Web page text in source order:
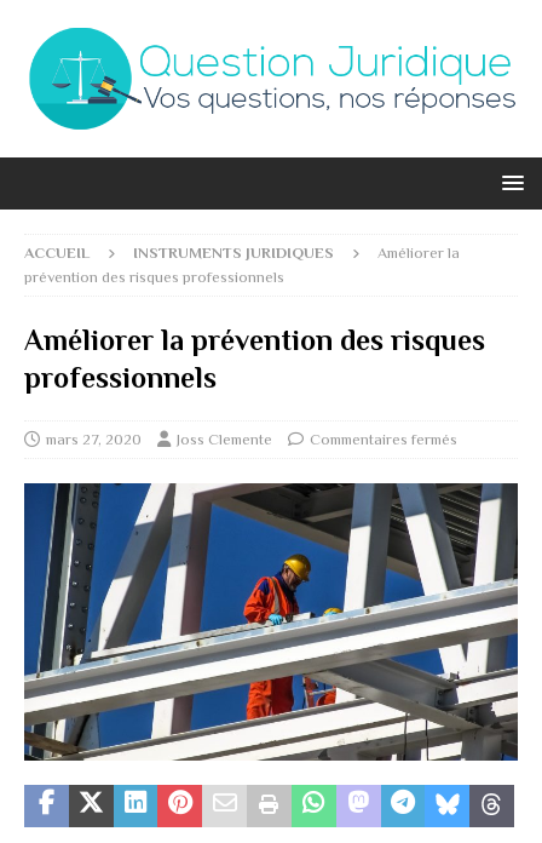
ACCUEIL INSTRUMENTS JURIDIQUES
Améliorer la
prévention des risques professionnels
Améliorer la prévention des risques
professionnels
mars 27, 2020 Joss Clemente Commentaires fermés